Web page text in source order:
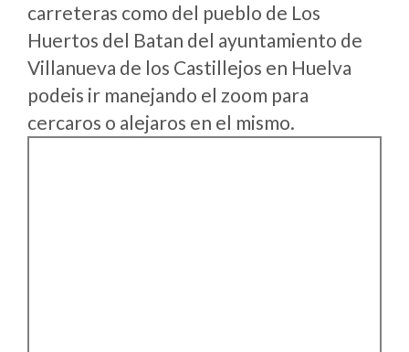
carreteras como del pueblo de Los
Huertos del Batan del ayuntamiento de
Villanueva de los Castillejos en Huelva
podeis ir manejando el zoom para
cercaros o alejaros en el mismo.